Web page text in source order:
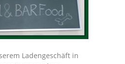
Ladengeschäft in